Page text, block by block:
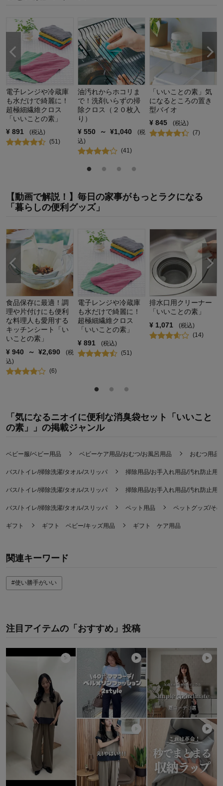
購入のきっかけ： 買い替え、買い足し、ネットで見つけて
商品を使う人： 自分、配偶者
電子レンジや冷蔵庫
も水だけで綺麗に！
超極細繊維クロス
「いいことの素」
¥ 891
(税込)
(51)
油汚れからホコリま
で！洗剤いらずの掃
除クロス（２０枚入
り）
¥ 550 ～ ¥1,040
(税
込)
(41)
「いいことの素」気
になるところの置き
型バイオ
¥ 845
(税込)
(7)
【動画で解説！】毎日の家事がもっとラクになる
「暮らしの便利グッズ」
食品保存に最適！調
理や片付けにも便利
な料理人も愛用する
キッチンシート「い
いことの素」
¥ 940 ～ ¥2,690
(税
込)
(6)
電子レンジや冷蔵庫
も水だけで綺麗に！
超極細繊維クロス
「いいことの素」
¥ 891
(税込)
(51)
排水口用クリーナー
「いいことの素」
¥ 1,071
(税込)
(14)
「気になるニオイに便利な消臭袋セット「いいこと
の素」」の掲載ジャンル
ベビー服/ベビー用品 ベビーケア用品/おむつ/お風呂用品 おむつ用品
バス/トイレ/掃除洗濯/タオル/スリッパ 掃除用品/お手入れ用品/汚れ防止用
バス/トイレ/掃除洗濯/タオル/スリッパ 掃除用品/お手入れ用品/汚れ防止用
バス/トイレ/掃除洗濯/タオル/スリッパ ペット用品 ペットグッズ/そ
ギフト ギフト ベビー/キッズ用品 ギフト ケア用品
関連キーワード
#使い勝手がいい
注目アイテムの「おすすめ」投稿